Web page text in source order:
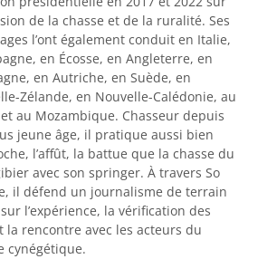
de la chasse et de la ruralité. Ses
l’ont également conduit en Italie,
en Écosse, en Angleterre, en
en Autriche, en Suède, en
Zélande, en Nouvelle-Calédonie, au
au Mozambique. Chasseur depuis
jeune âge, il pratique aussi bien
l’affût, la battue que la chasse du
avec son springer. À travers So
il défend un journalisme de terrain
l’expérience, la vérification des
la rencontre avec les acteurs du
cynégétique.